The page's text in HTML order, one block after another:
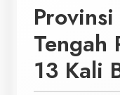
Tengah
13 Kali